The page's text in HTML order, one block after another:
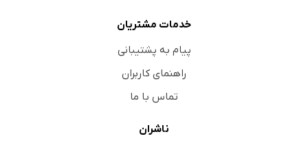
خدمات مشتریان
پیام به پشتیبانی
راهنمای کاربران
تماس با ما
ناشران